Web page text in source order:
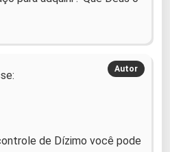
de Dízimo você pode